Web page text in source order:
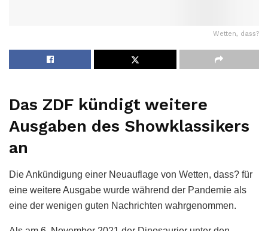
Wetten, dass?
Das ZDF kündigt weitere
Ausgaben des Showklassikers
an
Die Ankündigung einer Neuauflage von Wetten, dass? für
eine weitere Ausgabe wurde während der Pandemie als
eine der wenigen guten Nachrichten wahrgenommen.